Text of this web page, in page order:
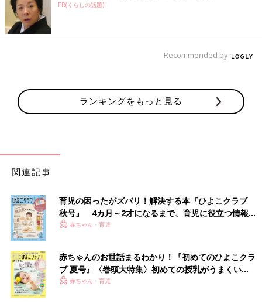
テントの意味……。でも落ち着くなら結果オーライですね！
[ひよこエッグ]
都内在住のワーママ。
2015年3月産まれの娘と夫の3人家族。
子育ての記録をブログやインスタグラムで公開中
何度注意しても大泉門を触ってくる友人
に対して…【子育てなめてました日記
#10】
育児が落ち着くと、友達に赤ちゃんを見せる機
PR(くらしの話題)
Recommended by
ランキングをもっと見る
関連記事
育児の困ったがズバリ！解決する本『ひよこクラブ
秋号』 4カ月～2才になるまで、育児に役立つ情報が
いっぱい！
赤ちゃん・育児
赤ちゃんのお世話まるわかり！『初めてのひよこクラ
ブ 夏号』〈巻頭大特集〉初めての授乳がうまくい
く！ おっぱい・ミルクの基本と夏のトラブル 解決テ
赤ちゃん・育児